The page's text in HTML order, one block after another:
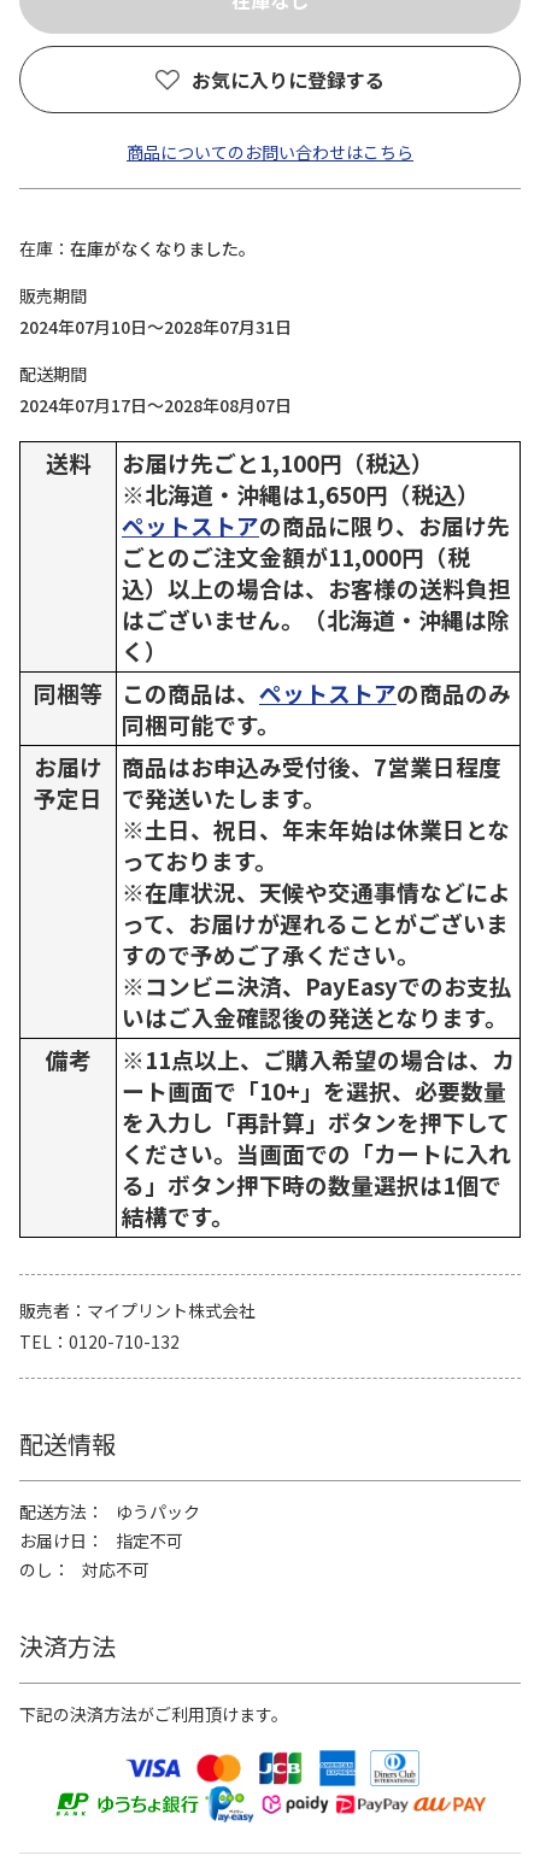
お気に入りに登録する
商品についてのお問い合わせはこちら
在庫
在庫がなくなりました。
販売期間
2024年07月10日～2028年07月31日
配送期間
2024年07月17日～2028年08月07日
送料
お届け先ごと1,100円（税込）
※北海道・沖縄は1,650円（税込）
ペットストアの商品に限り、お届け先
ごとのご注文金額が11,000円（税
込）以上の場合は、お客様の送料負担
はございません。（北海道・沖縄は除
く）
同梱等
この商品は、 ペットストアの商品のみ
同梱可能です。
お届け
予定日
商品はお申込み受付後、7営業日程度
で発送いたします。
※土日、祝日、年末年始は休業日とな
っております。
※在庫状況、天候や交通事情などによ
って、お届けが遅れることがございま
すので予めご了承ください。
※コンビニ決済、PayEasyでのお支払
いはご入金確認後の発送となります。
備考
※11点以上、ご購入希望の場合は、カ
ート画面で「10+」を選択、必要数量
を入力し「再計算」ボタンを押下して
ください。当画面での「カートに入れ
る」ボタン押下時の数量選択は1個で
結構です。
販売者
マイプリント株式会社
TEL
0120-710-132
配送情報
配送方法
ゆうパック
お届け日
指定不可
のし
対応不可
決済方法
下記の決済方法がご利用頂けます。